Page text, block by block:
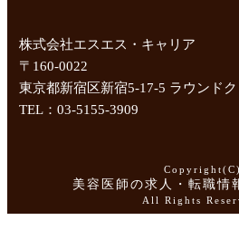
株式会社エスエス・キャリア
〒160-0022
東京都新宿区新宿5-17-5 ラウンド
TEL：03-5155-3909
Copyright(C)
美容医師の求人・転職情
All Rights